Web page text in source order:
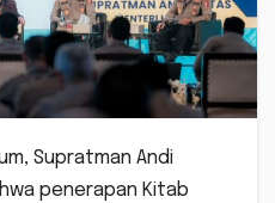
Supratman Andi
penerapan Kitab